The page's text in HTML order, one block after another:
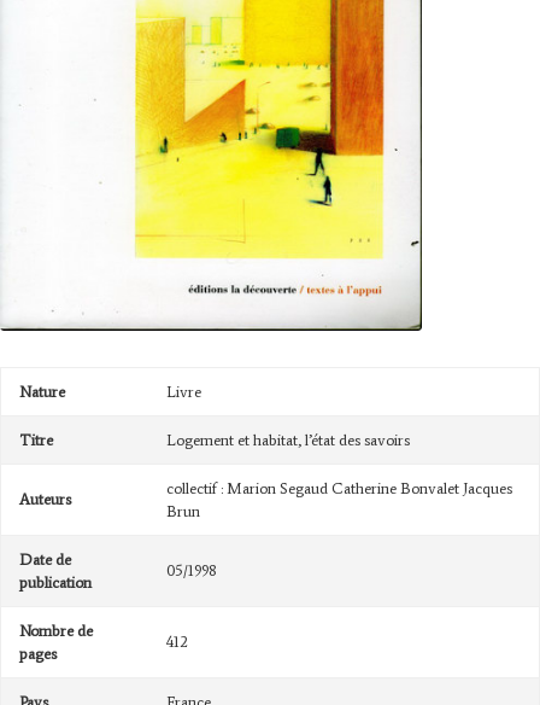
Nature Livre
Titre Logement et habitat, l’état des savoirs
Auteurs
collectif : Marion Segaud Catherine Bonvalet Jacques
Brun
Date de
publication
05/1998
Nombre de
pages
412